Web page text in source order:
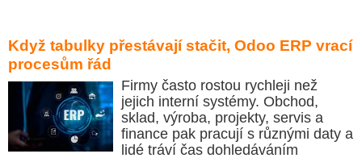
Když tabulky přestávají stačit, Odoo ERP vrací
procesům řád
Firmy často rostou rychleji než
jejich interní systémy. Obchod,
sklad, výroba, projekty, servis a
finance pak pracují s různými daty a
lidé tráví čas dohledáváním